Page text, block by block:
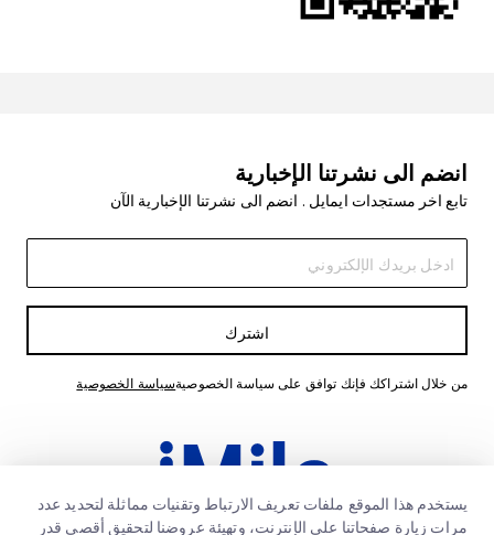
انضم الى نشرتنا الإخبارية
تابع اخر مستجدات ايمايل . انضم الى نشرتنا الإخبارية الآن
اشترك
من خلال اشتراكك فإنك توافق على سياسة الخصوصيةسياسة الخصوصية
يستخدم هذا الموقع ملفات تعريف الارتباط وتقنيات مماثلة لتحديد عدد
مرات زيارة صفحاتنا على الإنترنت، وتهيئة عروضنا لتحقيق أقصى قدر